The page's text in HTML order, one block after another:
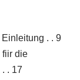
. . 9
fiir die
. 17